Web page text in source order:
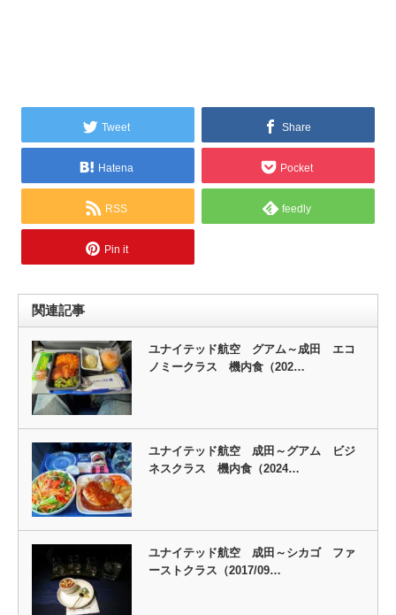
Tweet Share
Hatena Pocket
RSS feedly
Pin it
関連記事
ユナイテッド航空 グアム～成田 エコ
ノミークラス 機内食（202…
ユナイテッド航空 成田～グアム ビジ
ネスクラス 機内食（2024…
ユナイテッド航空 成田～シカゴ ファ
ーストクラス（2017/09…